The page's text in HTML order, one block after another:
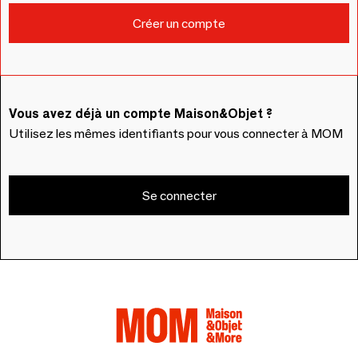
Vous avez déjà un compte Maison&Objet ?
Utilisez les mêmes identifiants pour vous connecter à MOM
Se connecter